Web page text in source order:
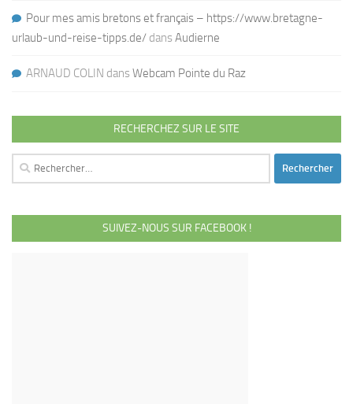
Pour mes amis bretons et français – https://www.bretagne-
urlaub-und-reise-tipps.de/ dans Audierne
ARNAUD COLIN dans Webcam Pointe du Raz
RECHERCHEZ SUR LE SITE
Rechercher :
SUIVEZ-NOUS SUR FACEBOOK !